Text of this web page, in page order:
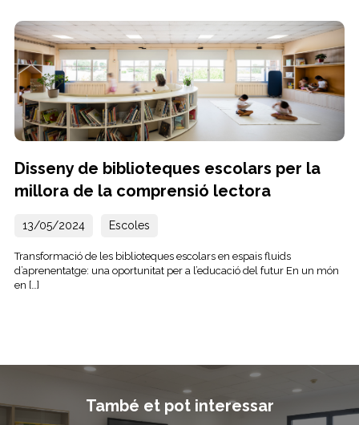
Disseny de biblioteques escolars per la
millora de la comprensió lectora
13/05/2024 Escoles
Transformació de les biblioteques escolars en espais fluids
d’aprenentatge: una oportunitat per a l’educació del futur En un món
en […]
També et pot interessar